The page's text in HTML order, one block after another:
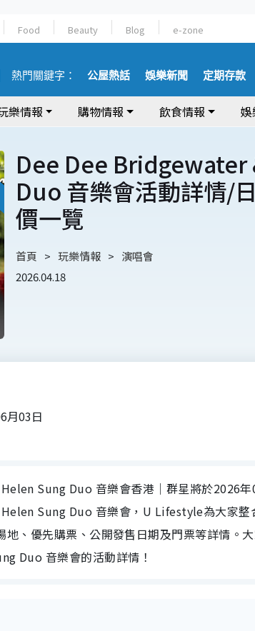
Food Beauty Blog e-zone
熱門關鍵字： 公屋熱話 娛樂新聞 定期存款
樂情報 購物情報 飲食情報 娛
Dee Dee
Duo 音樂會活動詳情/
價一覽
首頁 玩樂情報
演唱會
2026.04.18
月03日
Sung Duo 音樂會香港｜群星將於2026
Sung Duo 音樂會，U Lifestyle為大家
、優先購票、公開發售日期及門票等詳情。
Duo 音樂會的活動詳情！